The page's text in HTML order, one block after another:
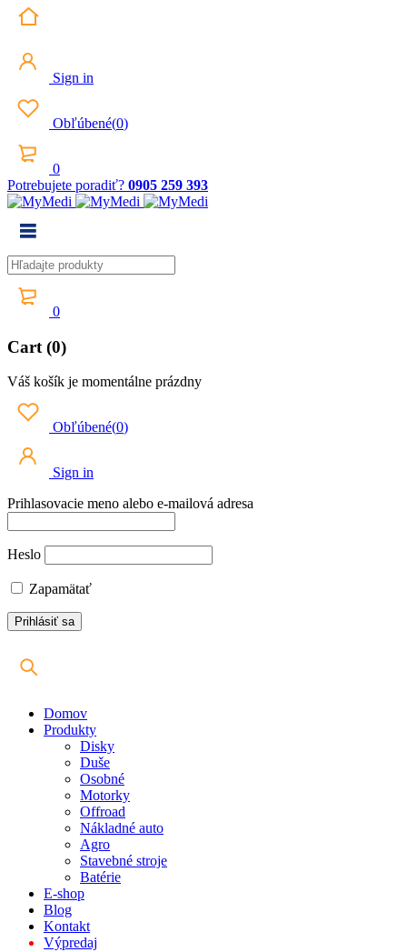
Sign in
Obľúbené(0)
0
Potrebujete poradiť? 0905 259 393
0
Cart (0)
Váš košík je momentálne prázdny
Obľúbené(0)
Sign in
Prihlasovacie meno alebo e-mailová adresa
Heslo
Zapamätať
Domov
Produkty
Disky
Duše
Osobné
Motorky
Offroad
Nákladné auto
Agro
Stavebné stroje
Batérie
E-shop
Blog
Kontakt
Výpredaj